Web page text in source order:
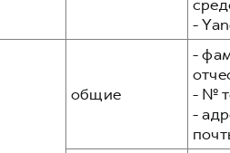
-
общие
-
- №
-